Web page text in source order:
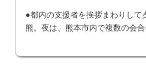
●都内の支援者を挨拶まわりして
熊。夜は、 熊本市内で複数の会合